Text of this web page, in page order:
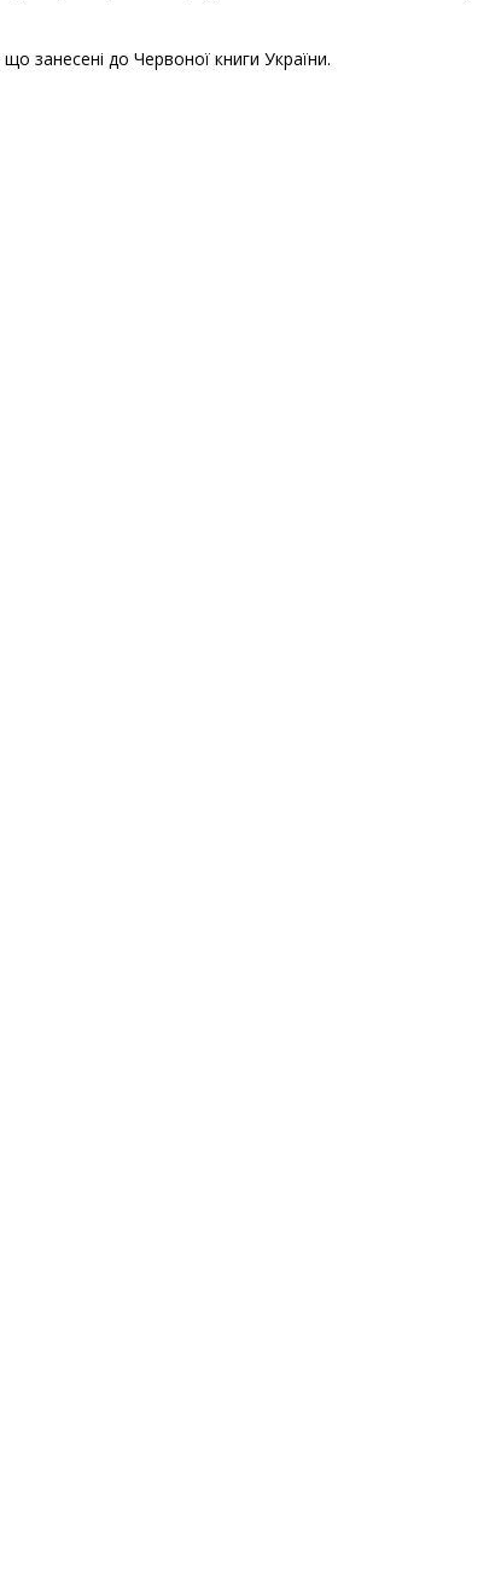
занесені до Червоної книги України.